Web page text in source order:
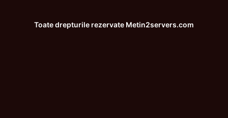
Toate drepturile rezervate Metin2servers.com